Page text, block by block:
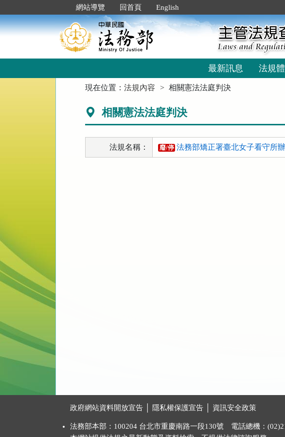
到
主
要
網站導覽 回首頁 English
最新訊息 法規
現在位置：法規內容 相關憲法法庭判決
相關憲法法庭判決
法規名稱： 廢/停 法務部矯正署臺北女子看守所
政府網站資料開放宣告 隱私權保護宣告 資訊安全政策
法務部本部：100204 台北市重慶南路一段130號 電話總機：